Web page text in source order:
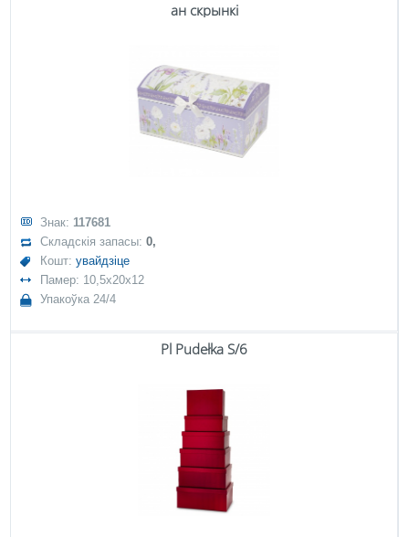
ан скрынкі
Знак: 117681
Складскія запасы:0,
Кошт:увайдзіце
Памер: 10,5x20x12
Упакоўка 24/4
Pl Pudełka S/6